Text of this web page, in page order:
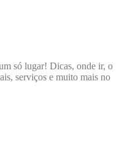
só lugar! Dicas, onde ir, o
serviços e muito mais no